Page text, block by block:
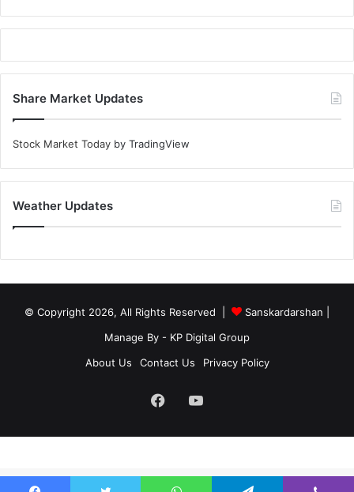
Share Market Updates
Stock Market Today by TradingView
Weather Updates
© Copyright 2026, All Rights Reserved | Sanskardarshan
Manage By - KP Digital Group
About Us
Contact Us Privacy Policy
FacebookYouTube